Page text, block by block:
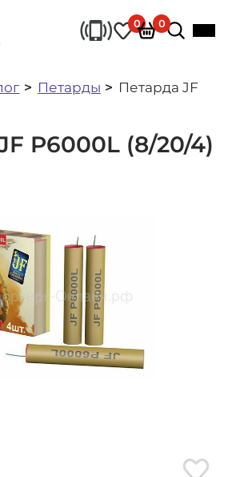
0 0
Петарды
Петарда JF
P6000L (8/20/4)